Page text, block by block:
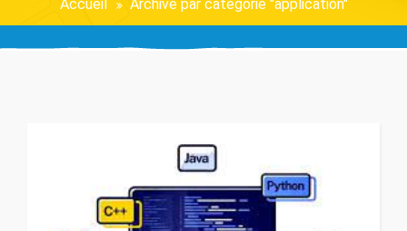
Accueil Archive par catégorie "application"